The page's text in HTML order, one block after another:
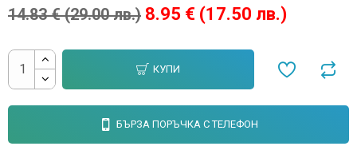
8.95 € (17.50 лв.)
14.83 € (29.00 лв.)
КУПИ
БЪРЗА ПОРЪЧКА С ТЕЛЕФОН